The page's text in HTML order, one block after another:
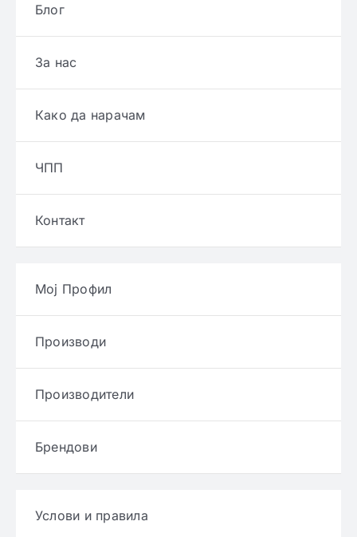
Блог
За нас
Како да нарачам
ЧПП
Контакт
Мој Профил
Производи
Производители
Брендови
Услови и правила